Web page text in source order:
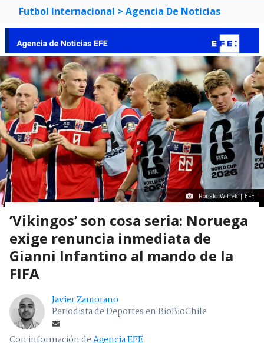
Futbol Internacional > Agencia De Noticias
Ronald Wittek | EFE
’Vikingos’ son cosa seria: Noruega
exige renuncia inmediata de
Gianni Infantino al mando de la
FIFA
Javier Zamorano
Periodista de Deportes en BioBioChile